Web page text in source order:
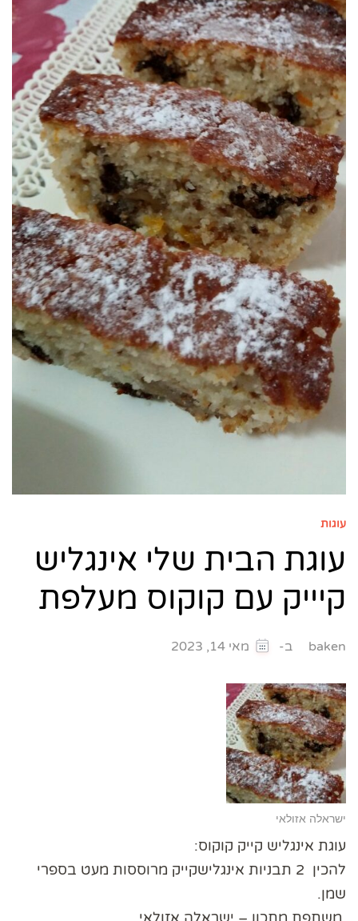
עוגות
עוגת הבית שלי אינגליש
קיייק עם קוקוס מעלפת
baken ב- מאי 14, 2023
ישראלה אזולאי
עוגת אינגליש קייק קוקוס:
להכין 2 תבניות אינגלישקייק מרוססות מעט בספרי
שמן.